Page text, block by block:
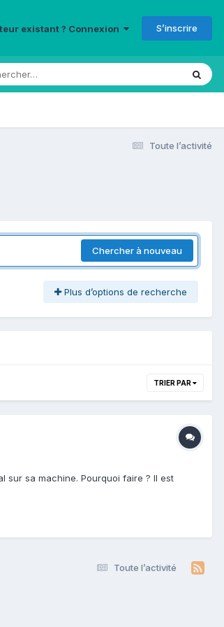
existant ? Connexion S’inscrire
Toute l’activité
Chercher à nouveau
Plus d’options de recherche
TRIER PAR
sur sa machine. Pourquoi faire ? Il est
Toute l’activité